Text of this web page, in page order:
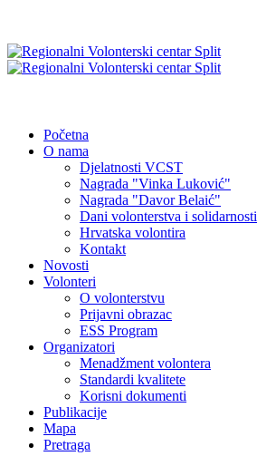
Početna
O nama
Djelatnosti VCST
Nagrada "Vinka Luković"
Nagrada "Davor Belaić"
Dani volonterstva i solidarnosti
Hrvatska volontira
Kontakt
Novosti
Volonteri
O volonterstvu
Prijavni obrazac
ESS Program
Organizatori
Menadžment volontera
Standardi kvalitete
Korisni dokumenti
Publikacije
Mapa
Pretraga